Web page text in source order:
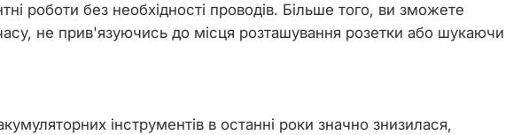
роботи без необхідності проводів. Більше того, ви зможете
часу, не прив'язуючись до місця розташування розетки або шукаючи
інструментів в останні роки значно знизилася,